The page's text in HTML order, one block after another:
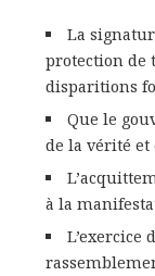
La
protection de
disparitions
Que le
de la vérité et
à la
L’exercice